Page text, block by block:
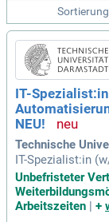
Sortierung
IT-
NEU!
Technische
IT-Spezialist:in
sierung im
Universität
ation (ITuP) zum
Unbefristeter
Arbeitszeiten | +